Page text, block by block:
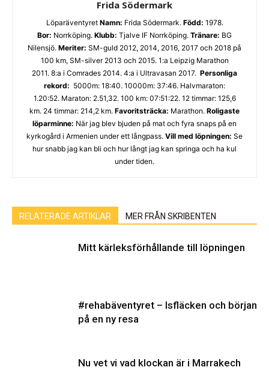
Frida Södermark
Löparäventyret Namn: Frida Södermark. Född: 1978.
Bor: Norrköping. Klubb: Tjalve IF Norrköping. Tränare: BG
Nilensjö. Meriter: SM-guld 2012, 2014, 2016, 2017 och 2018 på
100 km, SM-silver 2013 och 2015. 1:a Leipzig Marathon
2011. 8:a i Comrades 2014. 4:a i Ultravasan 2017. Personliga
rekord: 5000m: 18:40. 10000m: 37:46. Halvmaraton:
1.20:52. Maraton: 2.51,32. 100 km: 07:51:22. 12 timmar: 125,6
km. 24 timmar: 214,2 km. Favoritsträcka: Marathon. Roligaste
löparminne: När jag blev bjuden på mat och fyra snaps på en
kyrkogård i Armenien under ett långpass. Vill med löpningen: Se
hur snabb jag kan bli och hur långt jag kan springa och ha kul
under tiden.
RELATERADE ARTIKLAR MER FRÅN SKRIBENTEN
Mitt kärleksförhållande till löpningen
#rehabäventyret – Isfläcken och början
på en ny resa
Nu vet vi vad klockan är i Marrakech